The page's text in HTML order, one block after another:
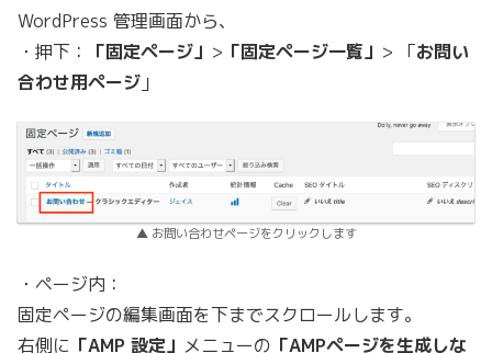
WordPress 管理画面から、
・押下：
「固定ページ」 > 「固定ページ一覧」 > 「お問い
合わせ用ページ 」
▲ お問い合わせページをクリックします
・ページ内：
固定ページの編集画面を下までスクロールします。
右側に 「AMP 設定」 メニューの 「AMPページを生成しな